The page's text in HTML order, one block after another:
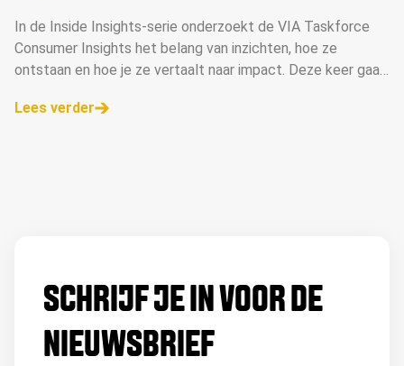
In de Inside Insights-serie onderzoekt de VIA Taskforce
Consumer Insights het belang van inzichten, hoe ze
ontstaan en hoe je ze vertaalt naar impact. Deze keer gaan
communicatiestrateeg.
Lees verder
SCHRIJF JE IN VOOR DE
NIEUWSBRIEF